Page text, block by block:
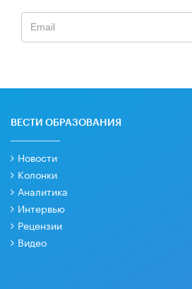
ВЕСТИ ОБРАЗОВАНИЯ
Новости
Колонки
Аналитика
Интервью
Рецензии
Видео